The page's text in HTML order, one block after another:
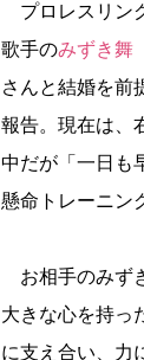
プロレスリン
歌手のみずき舞
さんと結婚を前
報告。現在は、
中だが「一日も
懸命トレーニン
お相手のみず
大きな心を持っ
に支え合い、力